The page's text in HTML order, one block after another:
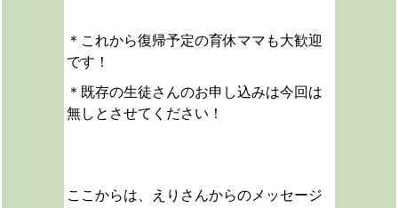
＊これから復帰予定の育休ママも大歓迎
です！
＊既存の生徒さんのお申し込みは今回は
無しとさせてください！
ここからは、えりさんからのメッセージ